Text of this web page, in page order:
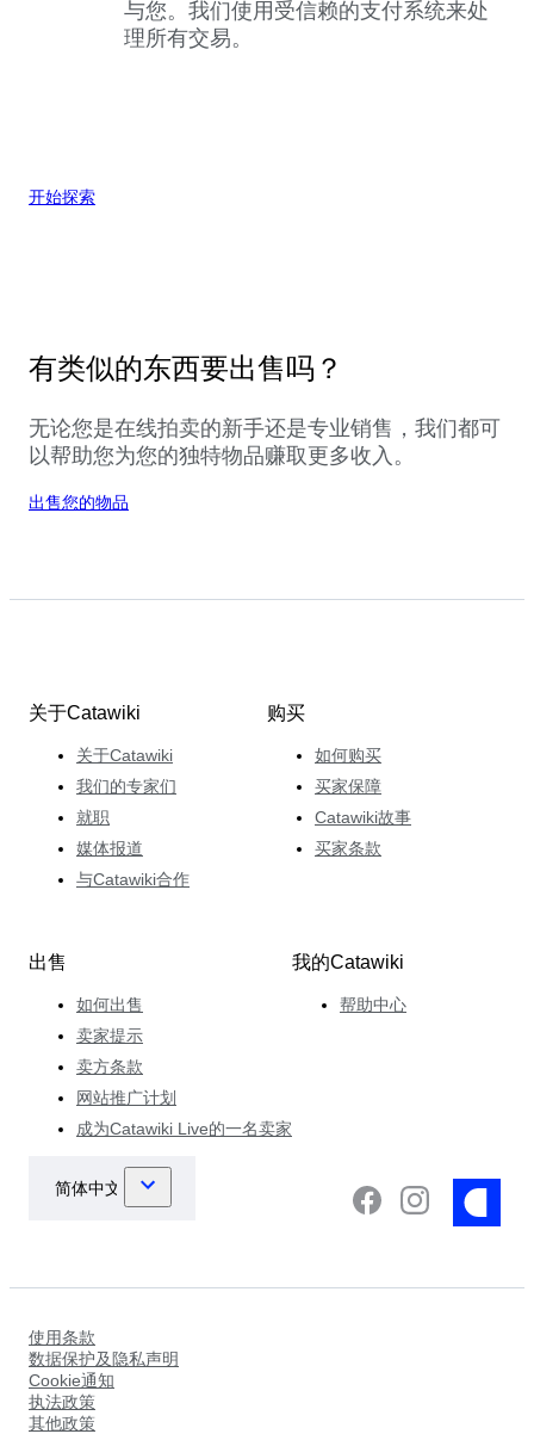
与您。我们使用受信赖的支付系统来处
理所有交易。
开始探索
有类似的东西要出售吗？
无论您是在线拍卖的新手还是专业销售，我们都可
以帮助您为您的独特物品赚取更多收入。
出售您的物品
关于Catawiki
关于Catawiki
我们的专家们
就职
媒体报道
与Catawiki合作
购买
如何购买
买家保障
Catawiki故事
买家条款
出售
如何出售
卖家提示
卖方条款
网站推广计划
成为Catawiki Live的一名卖家
我的Catawiki
帮助中心
使用条款
数据保护及隐私声明
Cookie通知
执法政策
其他政策